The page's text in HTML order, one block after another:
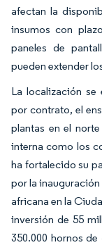
afectan la
insumos con
paneles de
pueden extender
La localización se
por contrato, el
plantas en el
interna como los
ha fortalecido su
por la
africana en la
inversión de 55
350.000 hornos